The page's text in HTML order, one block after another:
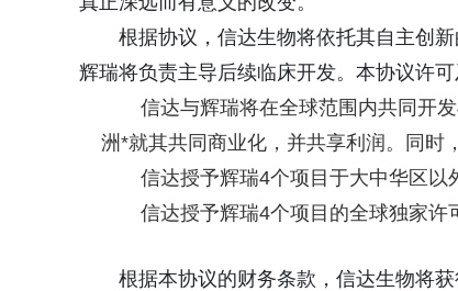
根据协议，信达生物将依托其自主创
辉瑞将负责主导后续临床开发。本协议许
信达与辉瑞将在全球范围内共同开
洲*就其共同商业化，并共享利润。同时
信达授予辉瑞4个项目于大中华区以
信达授予辉瑞4个项目的全球独家许
根据本协议的财务条款，信达生物将